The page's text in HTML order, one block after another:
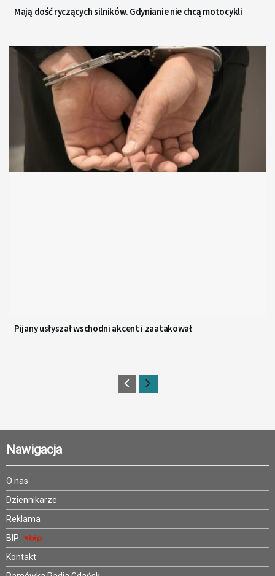
Mają dość ryczących silników. Gdynianie nie chcą motocykli
Pijany usłyszał wschodni akcent i zaatakował
Nawigacja
O nas
Dziennikarze
Reklama
BIP
Kontakt